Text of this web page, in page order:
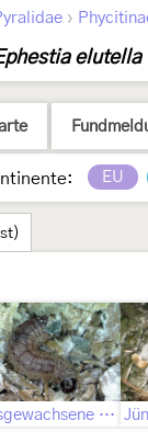
›
elutella
EU
Ausgewachsene Raupe